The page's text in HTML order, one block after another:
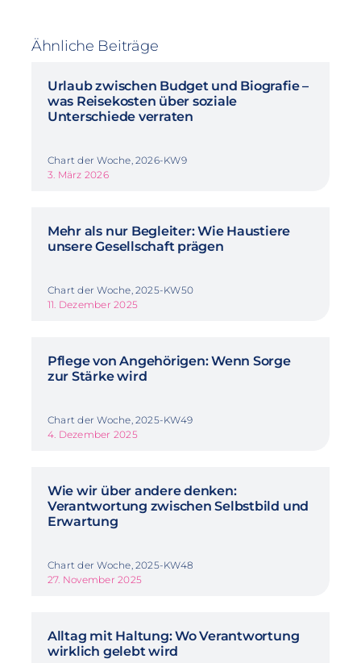
Ähnliche Beiträge
Urlaub zwischen Budget und Biografie –
was Reisekosten über soziale
Unterschiede verraten
Chart der Woche, 2026-KW9
3. März 2026
Mehr als nur Begleiter: Wie Haustiere
unsere Gesellschaft prägen
Chart der Woche, 2025-KW50
11. Dezember 2025
Pflege von Angehörigen: Wenn Sorge
zur Stärke wird
Chart der Woche, 2025-KW49
4. Dezember 2025
Wie wir über andere denken:
Verantwortung zwischen Selbstbild und
Erwartung
Chart der Woche, 2025-KW48
27. November 2025
Alltag mit Haltung: Wo Verantwortung
wirklich gelebt wird